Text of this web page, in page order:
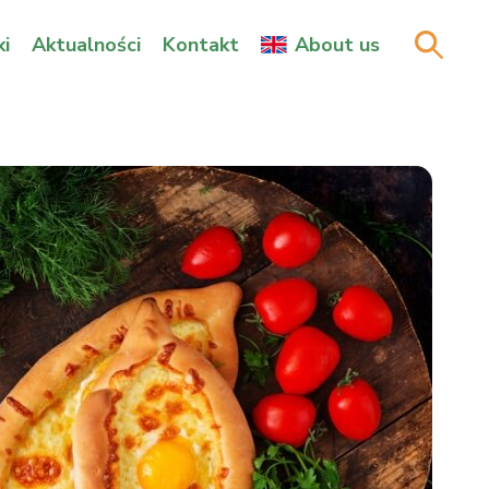
Aktualności Kontakt About us